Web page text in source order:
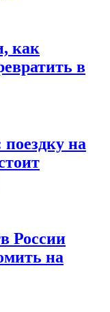
как
в
на
России
на